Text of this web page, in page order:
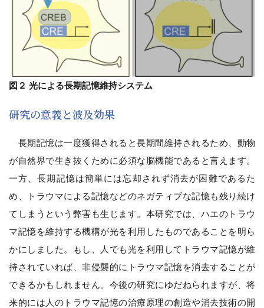
図２ 光による長期記憶維持システム
研究の意義と波及効果
長期記憶は一度獲得されると長期間維持されるため、動物
が自然界で生き抜くために必須な脳機能であると言えます。
一方、長期記憶は簡単には忘却されず消去が困難であるた
め、トラウマによる記憶などのネガティブな記憶も残り続け
てしまうという弊害も生じます。本研究では、ハエのトラウ
マ記憶を維持する機構が光を利用したものであることを明ら
かにしました。もし、人でも光を利用してトラウマ記憶が維
持されていれば、非侵襲的にトラウマ記憶を消去することが
できるかもしれません。今後の研究にゆだねられますが、将
来的には人のトラウマ記憶の治療原理の創造や消去技術の開